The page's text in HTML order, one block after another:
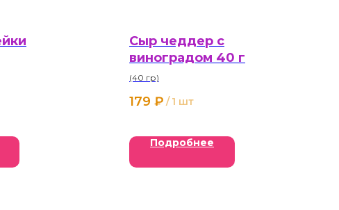
Сыр чеддер с
виноградом 40 г
(40 гр)
179 ₽ / 1 шт
Подробнее